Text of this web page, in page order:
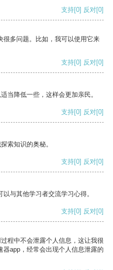
支持[0] 反对[0]
很多问题。比如，我可以使用它来
支持[0] 反对[0]
当降低一些，这样会更加亲民。
支持[0] 反对[0]
索知识的奥秘。
支持[0] 反对[0]
与其他学习者交流学习心得。
支持[0] 反对[0]
程中不会泄露个人信息，这让我很
app，经常会出现个人信息泄露的